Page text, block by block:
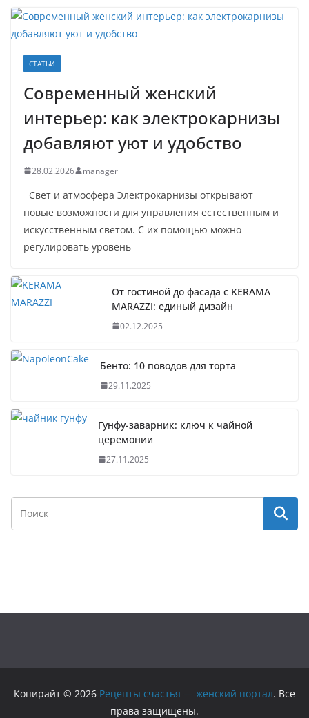
СТАТЬИ
Современный женский
интерьер: как электрокарнизы
добавляют уют и удобство
28.02.2026 manager
Свет и атмосфера Электрокарнизы открывают
новые возможности для управления естественным и
искусственным светом. С их помощью можно
регулировать уровень
От гостиной до фасада с KERAMA
MARAZZI: единый дизайн
02.12.2025
Бенто: 10 поводов для торта
29.11.2025
Гунфу-заварник: ключ к чайной
церемонии
27.11.2025
Копирайт © 2026 Рецепты счастья — женский портал. Все
права защищены.